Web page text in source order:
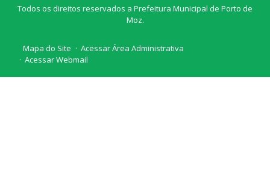
Todos os direitos reservados a Prefeitura Municipal de Porto de
Moz.
Mapa do Site
Acessar Área Administrativa
Acessar Webmail